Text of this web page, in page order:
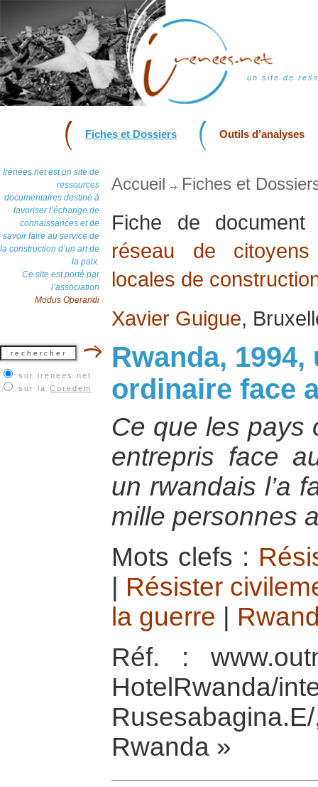
un site de
Fiches et Dossiers Outils d’analyses
Irénées.net est un site de
ressources
documentaires destiné à
favoriser l’échange de
connaissances et de
savoir faire au service de
la construction d’un art de
la paix.
Ce site est porté par
l’association
Modus Operandi
sur irenees.net
sur la Coredem
Accueil Fiches et
Fiche de
réseau de
locales de
Xavier Guigue,
Rwanda,
ordinaire face
Ce que les pays
entrepris face
un rwandais l’a
mille personnes
Mots clefs :
Résister
la guerre
Réf. :
HotelRwanda/
Rwanda »